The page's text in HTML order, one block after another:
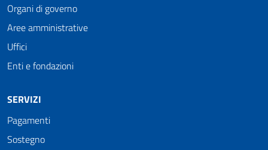
Organi di governo
Aree amministrative
Uffici
Enti e fondazioni
SERVIZI
Pagamenti
Sostegno